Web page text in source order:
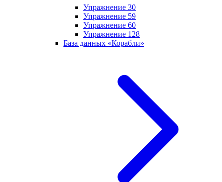
Упражнение 30
Упражнение 59
Упражнение 60
Упражнение 128
База данных «Корабли»